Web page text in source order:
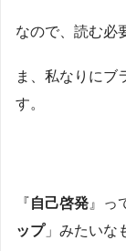
なので、読む必
ま、私なりにブ
す。
『自己啓発 』っ
ップ」みたいな